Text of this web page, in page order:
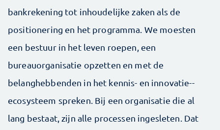
bankrekening tot inhoudelijke zaken als de
positionering en het programma. We moesten
een bestuur in het leven roepen, een
bureauorganisatie opzetten en met de
belanghebbenden in het kennis- en innovatie-­
ecosysteem spreken. Bij een organisatie die al
lang bestaat, zijn alle processen ingesleten. Dat